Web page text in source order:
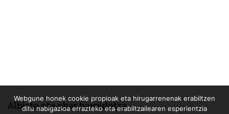
Albiste eta ohar harpidetza
Webgune honek cookie propioak eta hirugarrenenak erabiltzen
ditu nabigazioa errazteko eta erabiltzailearen esperientzia